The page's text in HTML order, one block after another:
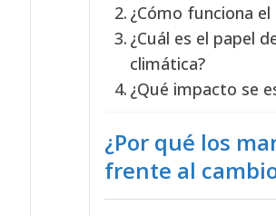
¿Cómo funciona
¿Cuál es el papel
climática?
¿Qué impacto se
¿Por qué los
frente al